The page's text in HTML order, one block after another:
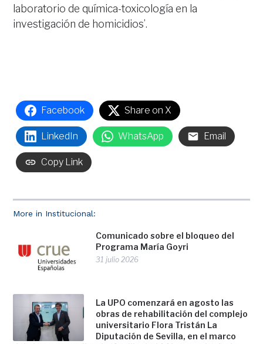
More in Institucional:
Comunicado sobre el bloqueo del
Programa María Goyri
31 julio 2026
La UPO comenzará en agosto las
obras de rehabilitación del complejo
universitario Flora Tristán La
Diputación de Sevilla, en el marco
laboratorio de química-toxicología en la
investigación de homicidios’.
Facebook Share on X
LinkedIn WhatsApp Email
Copy Link